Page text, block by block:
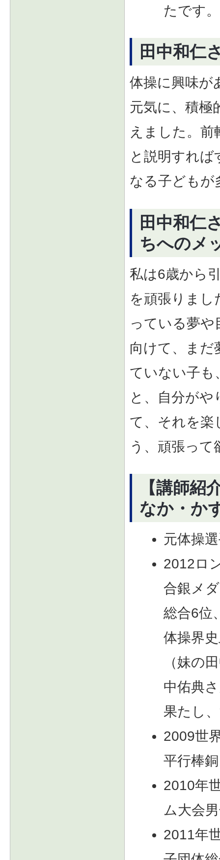
たです。
田中和仁
体操に興味が
元気に、積極
えました。
と説明すれ
なる子どもが
田中和仁
ちへのメ
私は6歳から
を頑張りまし
っている夢
向けて、まだ
ていない子も
と、自分が
て、それを楽
う、頑張っ
【講師紹
なか・か
元体操
2012ロ
合銀メ
総合6位
体操界
（妹の
中佑典
果たし
2009世
平行棒
2010年
ム大会
2011年